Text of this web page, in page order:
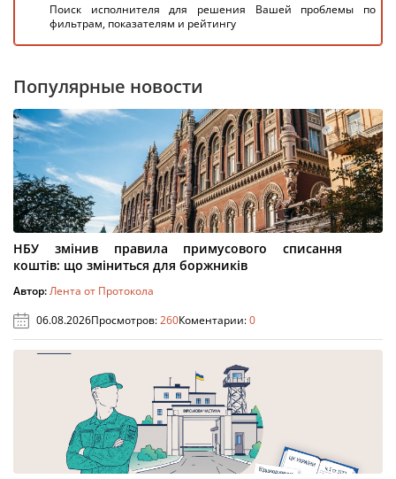
Поиск исполнителя для решения Вашей проблемы по
фильтрам, показателям и рейтингу
Популярные новости
НБУ змінив правила примусового списання
коштів: що зміниться для боржників
Автор:Лента от Протокола
06.08.2026Просмотров:260Коментарии:0